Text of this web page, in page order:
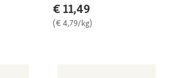
€ 11,49
(€ 4,79/kg)